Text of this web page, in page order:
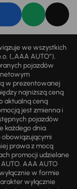
we wszystkich
(„AAA AUTO”).
pojazdów
w prezentowanej
najniższą ceną
aktualną ceną
jest zmienna i
pojazdów
każdego dnia.
obowiązującymi
prawa z mocą
promocji udzielane
AAA AUTO
w formie
wyłącznie